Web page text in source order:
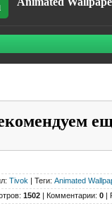
Tivok | Теги: Animated
1502 | Комментарии: 0 |